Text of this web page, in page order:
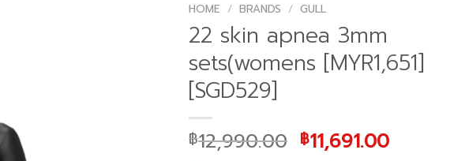
HOME / BRANDS / GULL
22 skin apnea 3mm
sets(womens [MYR1,651]
[SGD529]
฿12,990.00 Original
฿11,691.00Current